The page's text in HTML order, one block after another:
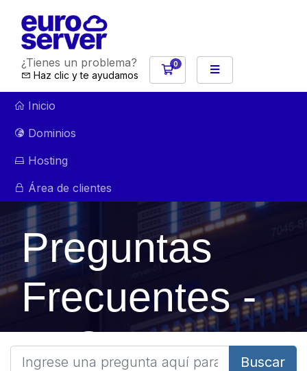
¿Tienes un problema?
Haz clic y te ayudamos
0
Carro de Pedidos
Inicio
Dominios
Hosting
Área de clientes
Preguntas
Frecuentes -
FAQ
Buscar